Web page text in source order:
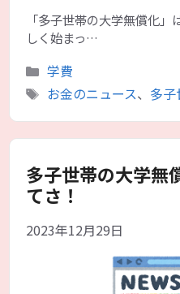
「多子世帯の大学無償化
しく始まっ…
カ
テ
リ
学費
タ
お金のニュース、 多
多子世帯の大学無
てさ！
2023年12月29日